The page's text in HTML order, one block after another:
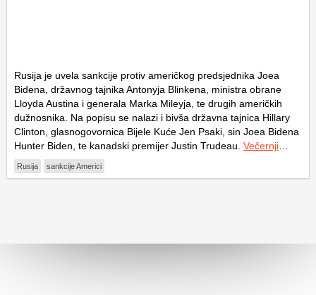
Rusija je uvela sankcije protiv američkog predsjednika Joea
Bidena, državnog tajnika Antonyja Blinkena, ministra obrane
Lloyda Austina i generala Marka Mileyja, te drugih američkih
dužnosnika. Na popisu se nalazi i bivša državna tajnica Hillary
Clinton, glasnogovornica Bijele Kuće Jen Psaki, sin Joea Bidena
Hunter Biden, te kanadski premijer Justin Trudeau. Večernji
Rusija sankcije Americi